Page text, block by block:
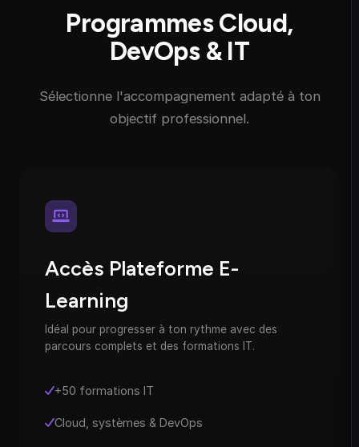
Programmes Cloud,
DevOps & IT
Sélectionne l'accompagnement adapté à ton
objectif professionnel.
Accès Plateforme E-
Learning
Idéal pour progresser à ton rythme avec des
parcours complets et des formations IT.
+50 formations IT
Cloud, systèmes & DevOps